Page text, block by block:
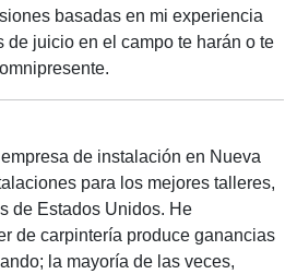
basadas en mi experiencia
de juicio en el campo te harán o te
de instalación en Nueva
para los mejores talleres,
de Estados Unidos. He
de carpintería produce ganancias
la mayoría de las veces,